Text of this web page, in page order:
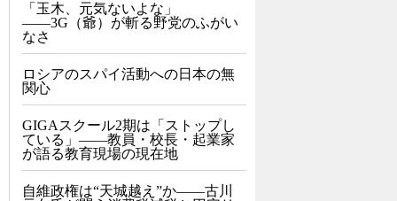
「玉木、元気ないよな」
――3G（爺）が斬る野党のふがい
なさ
ロシアのスパイ活動への日本の無
関心
GIGAスクール2期は「ストップし
ている」——教員・校長・起業家
が語る教育現場の現在地
自維政権は“天城越え”か――古川